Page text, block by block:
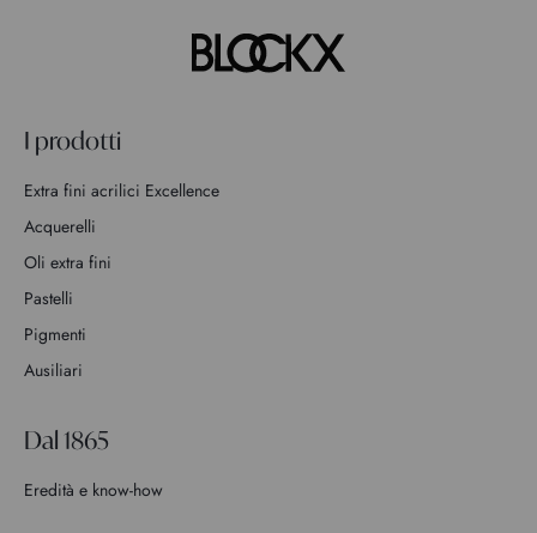
I prodotti
Extra fini acrilici Excellence
Acquerelli
Oli extra fini
Pastelli
Pigmenti
Ausiliari
Dal 1865
Eredità e know-how